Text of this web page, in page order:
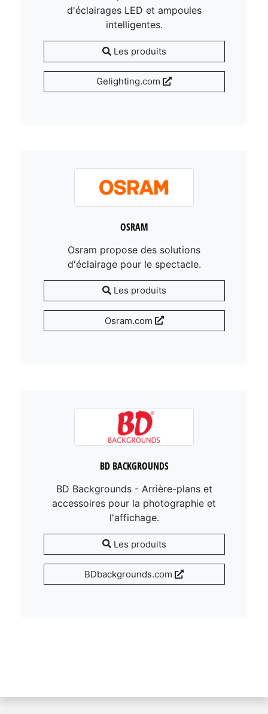
d'éclairages LED et ampoules
intelligentes.
Les produits
Gelighting.com
OSRAM
Osram propose des solutions
d'éclairage pour le spectacle.
Les produits
Osram.com
BD BACKGROUNDS
BD Backgrounds - Arrière-plans et
accessoires pour la photographie et
l'affichage.
Les produits
BDbackgrounds.com